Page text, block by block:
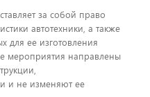
за собой право
автотехники, а также
для ее изготовления
мероприятия направлены
и не изменяют ее